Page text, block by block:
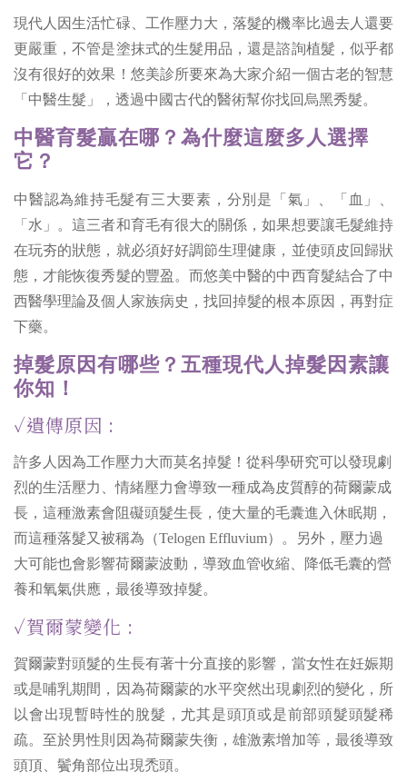
現代人因生活忙碌、工作壓力大，落髮的機率比過去人還要
更嚴重，不管是塗抹式的生髮用品，還是諮詢植髮，似乎都
沒有很好的效果！悠美診所要來為大家介紹一個古老的智慧
「中醫生髮」，透過中國古代的醫術幫你找回烏黑秀髮。
中醫育髮贏在哪？為什麼這麼多人選擇
它？
中醫認為維持毛髮有三大要素，分別是「氣」、「血」、
「水」。這三者和育毛有很大的關係，如果想要讓毛髮維持
在玩夯的狀態，就必須好好調節生理健康，並使頭皮回歸狀
態，才能恢復秀髮的豐盈。而悠美中醫的中西育髮結合了中
西醫學理論及個人家族病史，找回掉髮的根本原因，再對症
下藥。
掉髮原因有哪些？五種現代人掉髮因素讓
你知！
✓遺傳原因 :
許多人因為工作壓力大而莫名掉髮！從科學研究可以發現劇
烈的生活壓力、情緒壓力會導致一種成為皮質醇的荷爾蒙成
長，這種激素會阻礙頭髮生長，使大量的毛囊進入休眠期，
而這種落髮又被稱為（Telogen Effluvium）。另外，壓力過
大可能也會影響荷爾蒙波動，導致血管收縮、降低毛囊的營
養和氧氣供應，最後導致掉髮。
✓賀爾蒙變化 :
賀爾蒙對頭髮的生長有著十分直接的影響，當女性在妊娠期
或是哺乳期間，因為荷爾蒙的水平突然出現劇烈的變化，所
以會出現暫時性的脫髮，尤其是頭頂或是前部頭髮頭髮稀
疏。至於男性則因為荷爾蒙失衡，雄激素增加等，最後導致
頭頂、鬢角部位出現禿頭。